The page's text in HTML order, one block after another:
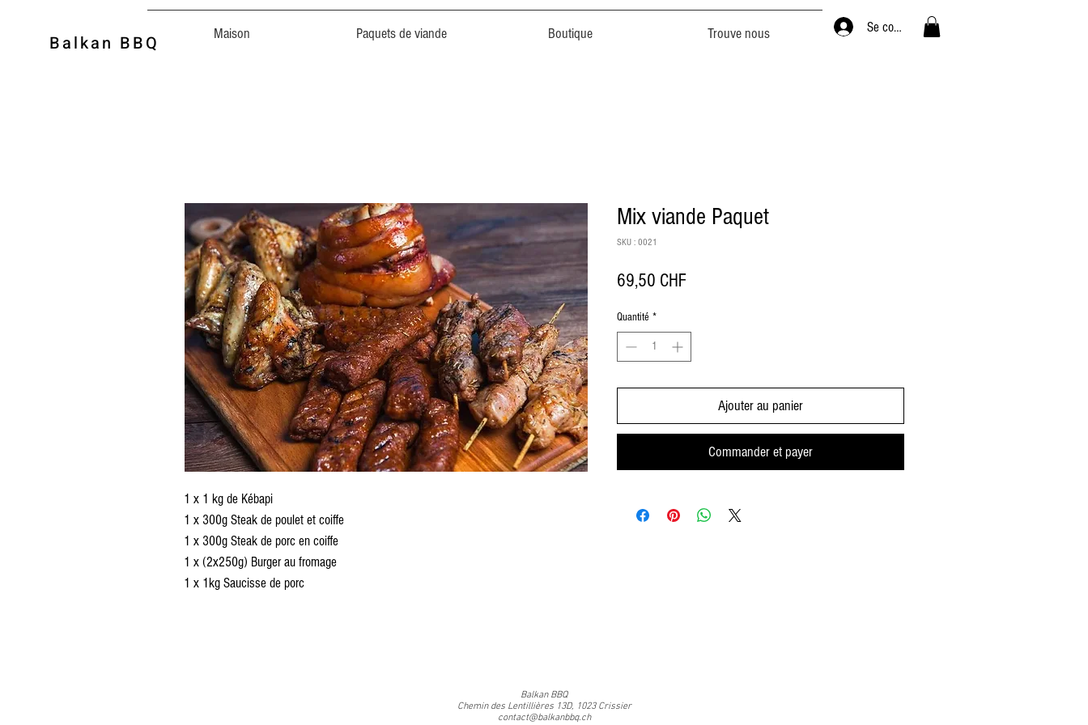
Maison Paquets de viande Boutique Trouve nous
Balkan BBQ
Se connecter
1 x 1 kg de Kébapi
1 x 300g Steak de poulet et coiffe
1 x 300g Steak de porc en coiffe
1 x (2x250g) Burger au fromage
1 x 1kg Saucisse de porc
Mix viande Paquet
SKU : 0021
69,50 CHFPrix
Quantité *
Ajouter au panier
Commander et payer
Balkan BBQ
Chemin des Lentillières 13D, 1023 Crissier
contact@balkanbbq.ch